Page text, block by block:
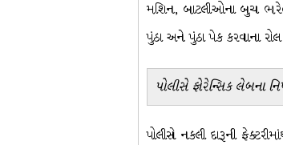
મશિન, બાટલીઓના બુચ
પુંઠા અને પુંઠા પેક કરવાના
પોલીસે ફોરેન્સિક લેબના
પોલીસે નકલી દારૂની